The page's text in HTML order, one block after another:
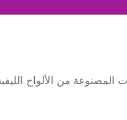
المصنوعة من الألواح